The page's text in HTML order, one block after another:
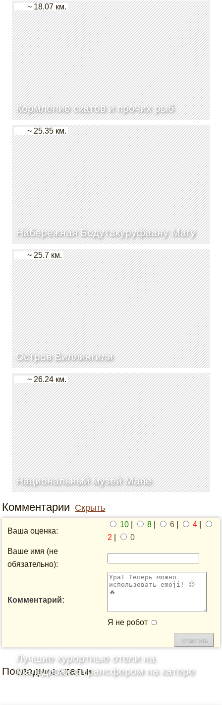
Кормление скатов и прочих рыб
~ 18.07 км.
Набережная Бодутакуруфаану Maгy
~ 25.35 км.
Остров Виллингили
~ 25.7 км.
Национальный музей Мале
~ 26.24 км.
Комментарии Скрыть
Ваша оценка:
10 8 6 4
2
0
Ваше имя (не
обязательно):
Комментарий:
Я не робот
Последние статьи
Лучшие курортные отели на
Мальдивах с трансфером на катере